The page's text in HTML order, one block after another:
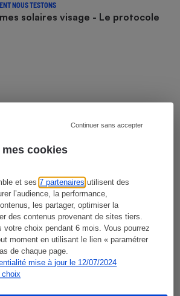
mes cookies
et ses7 partenaires utilisent des
l’audience, la performance,
les partager, optimiser la
des contenus provenant de sites tiers.
votre choix pendant 6 mois. Vous pourrez
moment en utilisant le lien « paramétrer
de chaque page.
mise à jour le 12/07/2024
choix
Continuer sans accepter
NOUS TESTONS
solaires visage - Le protocole